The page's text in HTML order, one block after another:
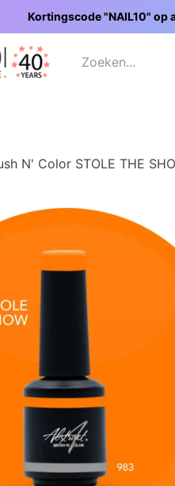
Kortingscode "NAIL10" op
N' Color STOLE THE